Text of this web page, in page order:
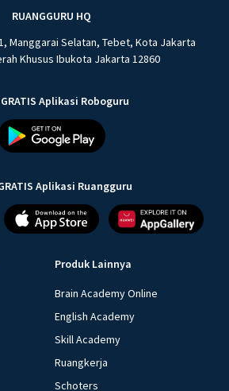
RUANGGURU HQ
Manggarai Selatan, Tebet, Kota Jakarta
Khusus Ibukota Jakarta 12860
Aplikasi Roboguru
Aplikasi Ruangguru
Produk Lainnya
Brain Academy Online
English Academy
Skill Academy
Ruangkerja
Schoters